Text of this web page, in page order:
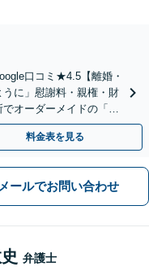
口コミ★4.5【離婚・
に」慰謝料・親権・財
オーダーメイドの「後
料金表を見る
メールでお問い合わせ
弁護士